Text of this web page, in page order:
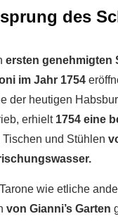
des
ersten genehmigten
im Jahr 1754
der heutigen
erhielt 1754 eine
Tischen und Stühlen
wie etliche
von Gianni’s Garten